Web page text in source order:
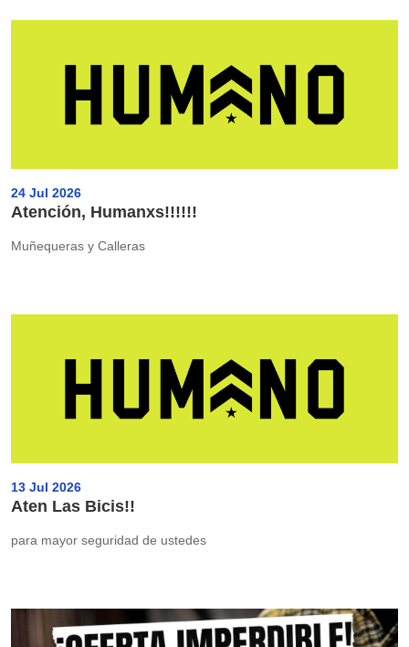
24 Jul 2026
Atención, Humanxs!!!!!!
Muñequeras y Calleras
13 Jul 2026
Aten Las Bicis!!
para mayor seguridad de ustedes